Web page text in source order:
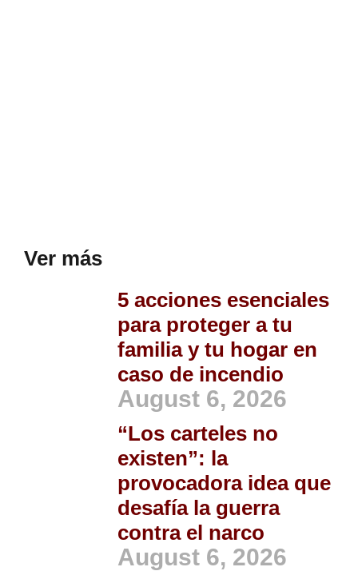
Ver más
5 acciones esenciales
para proteger a tu
familia y tu hogar en
caso de incendio
August 6, 2026
“Los carteles no
existen”: la
provocadora idea que
desafía la guerra
contra el narco
August 6, 2026